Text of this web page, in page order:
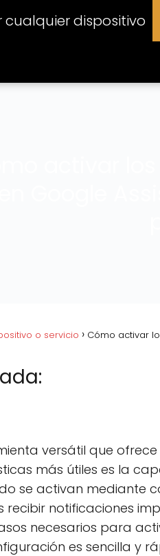
dispositivo
o servicio Cómo activar
p
a
r
t
i
e
n
versátil que
más útiles es la
se activan mediante
recibir notificaciones
necesarios para
es sencilla y